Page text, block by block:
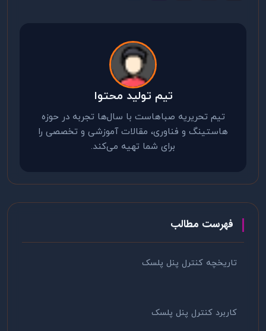
تیم تولید محتوا
تیم تحریریه صباهاست با سال‌ها تجربه در حوزه
هاستینگ و فناوری، مقالات آموزشی و تخصصی را
برای شما تهیه می‌کند.
فهرست مطالب
تاریخچه کنترل پنل پلسک
کاربرد کنترل پنل پلسک